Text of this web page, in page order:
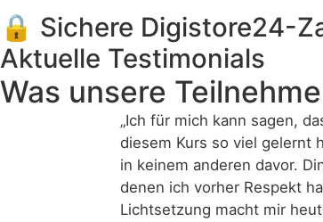
🔒 Sichere Digistore24-
Aktuelle Testimonials
Was unsere
„Ich für mich kann sagen,
diesem Kurs so viel gelernt
in keinem anderen davor.
denen ich vorher Respekt
Lichtsetzung macht mir